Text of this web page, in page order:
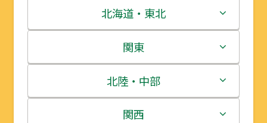
北海道・東北
北海道
青森県
岩手県
関東
茨城県
栃木県
北陸・中部
新潟県
関西